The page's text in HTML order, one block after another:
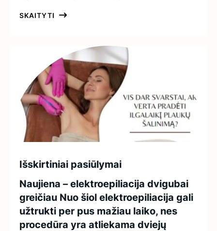
SKAITYTI
Išskirtiniai pasiūlymai
Naujiena – elektroepiliacija dvigubai
greičiau Nuo šiol elektroepiliacija gali
užtrukti per pus mažiau laiko, nes
procedūra yra atliekama dviejų